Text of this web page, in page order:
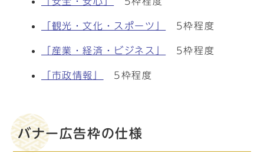
「観光・文化・スポーツ」 5枠程度
「産業・経済・ビジネス」 5枠程度
「市政情報」 5枠程度
バナー広告枠の仕様